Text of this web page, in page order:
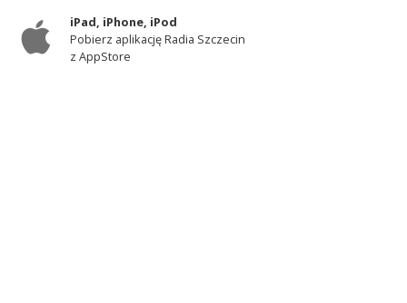
iPad, iPhone, iPod
Pobierz aplikację Radia Szczecin
z AppStore